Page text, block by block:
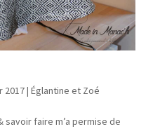
2017| Églantine et Zoé
savoir faire m’a permise de